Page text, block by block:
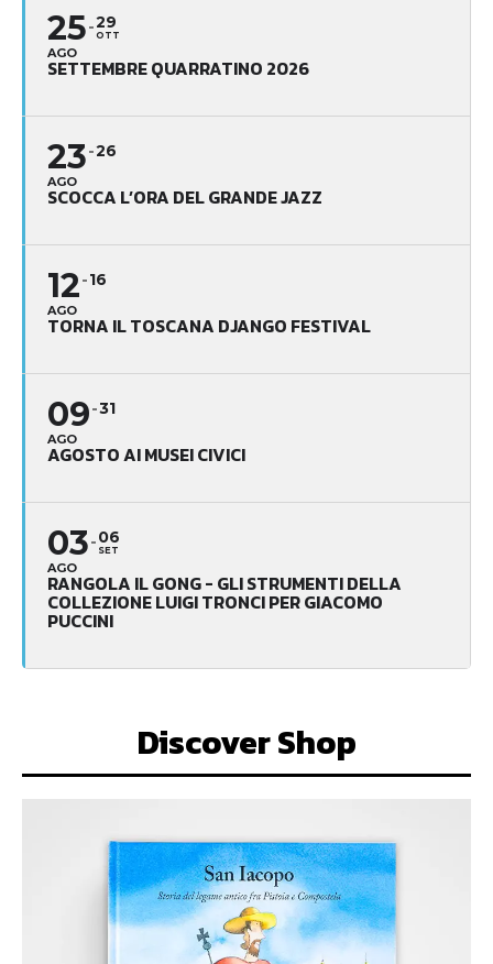
25
AGO
29
OTT
SETTEMBRE QUARRATINO 2026
23
AGO
26
SCOCCA L’ORA DEL GRANDE JAZZ
12
AGO
16
TORNA IL TOSCANA DJANGO FESTIVAL
09
AGO
31
AGOSTO AI MUSEI CIVICI
03
AGO
06
SET
RANGOLA IL GONG - GLI STRUMENTI DELLA
COLLEZIONE LUIGI TRONCI PER GIACOMO
PUCCINI
Discover Shop